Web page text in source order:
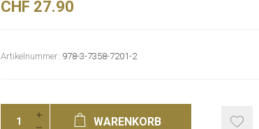
CHF 27.90
Artikelnummer: 978-3-7358-7201-2
WARENKORB